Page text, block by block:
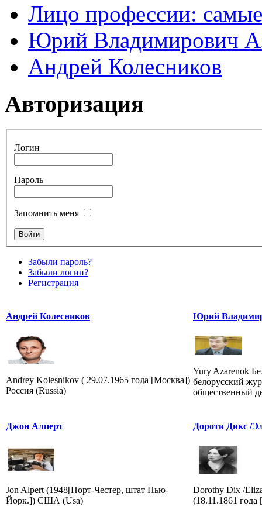
Лицо профессии:
Юрий Владимирович
Андрей Колесников
Авторизация
Логин
Пароль
Запомнить меня
Забыли пароль?
Забыли логин?
Регистрация
Андрей Колесников
Andrey Kolesnikov ( 29.07.1965 года [Москва])
Россия (Russia)
Юрий
Yury Azarenok
белорусский
общественный
Джон Алперт
Jon Alpert (1948[Порт-Честер, штат Нью-
Йорк.]) США (Usa)
Дороти Дикс /
Dorothy Dix /
(18.11.1861